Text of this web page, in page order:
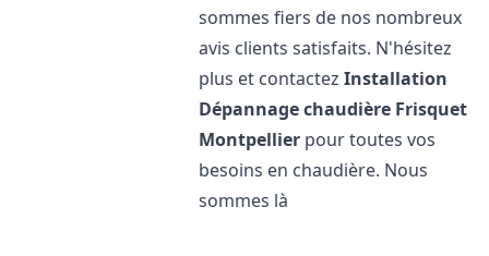
sommes fiers de nos nombreux
avis clients satisfaits. N'hésitez
plus et contactezInstallation
Dépannage chaudière Frisquet
Montpellier pour toutes vos
besoins en chaudière. Nous
sommes là